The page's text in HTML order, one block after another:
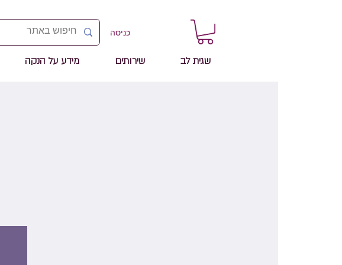
כניסה
שגית לב שירותים מידע על הנקה